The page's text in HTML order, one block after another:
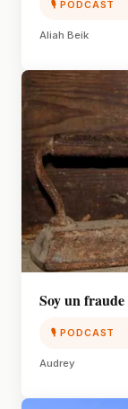
🎙 PODCAST
Aliah Beik
Soy un fraude
🎙 PODCAST
Audrey